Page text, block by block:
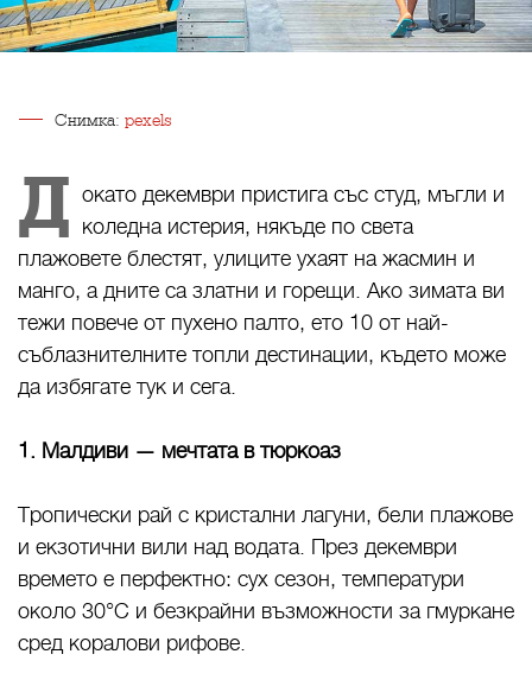
Снимка: pexels
Д окато декември пристига със студ, мъгли и
коледна истерия, някъде по света
плажовете блестят, улиците ухаят на жасмин и
манго, а дните са златни и горещи. Ако зимата ви
тежи повече от пухено палто, ето 10 от най-
съблазнителните топли дестинации, където може
да избягате тук и сега.
1. Малдиви — мечтата в тюркоаз
Тропически рай с кристални лагуни, бели плажове
и екзотични вили над водата. През декември
времето е перфектно: сух сезон, температури
около 30°C и безкрайни възможности за гмуркане
сред коралови рифове.